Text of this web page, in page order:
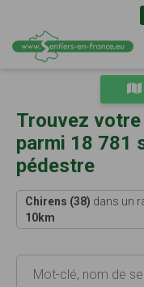
principal
Trouvez
parmi 18 781
pédestre
Chirens (38) dans un
10km